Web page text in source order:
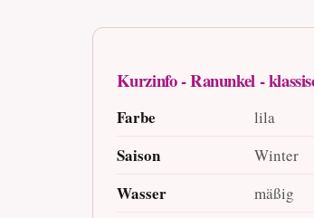
Kurzinfo - Ranunkel -
Farbe lila
Saison Winter
Wasser mäßig